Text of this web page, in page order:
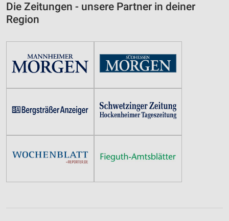
Die Zeitungen - unsere Partner in deiner
Region